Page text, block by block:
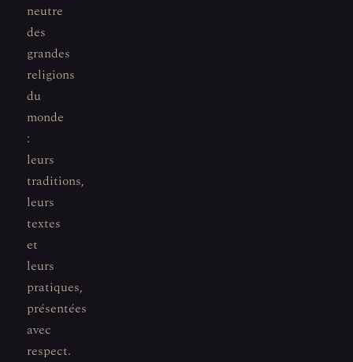
neutre
des
grandes
religions
du
monde
:
leurs
traditions,
leurs
textes
et
leurs
pratiques,
présentées
avec
respect.